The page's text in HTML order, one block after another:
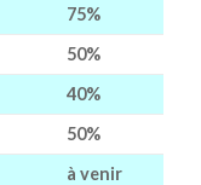
75%
50%
40%
50%
à venir